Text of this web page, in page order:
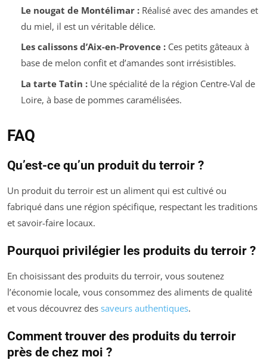
Le nougat de Montélimar :Réalisé avec des amandes et
du miel, il est un véritable délice.
Les calissons d’Aix-en-Provence :Ces petits gâteaux à
base de melon confit et d’amandes sont irrésistibles.
La tarte Tatin :Une spécialité de la région Centre-Val de
Loire, à base de pommes caramélisées.
FAQ
Qu’est-ce qu’un produit du terroir ?
Un produit du terroir est un aliment qui est cultivé ou
fabriqué dans une région spécifique, respectant les traditions
et savoir-faire locaux.
Pourquoi privilégier les produits du terroir ?
En choisissant des produits du terroir, vous soutenez
l’économie locale, vous consommez des aliments de qualité
et vous découvrez des saveurs authentiques.
Comment trouver des produits du terroir
près de chez moi ?